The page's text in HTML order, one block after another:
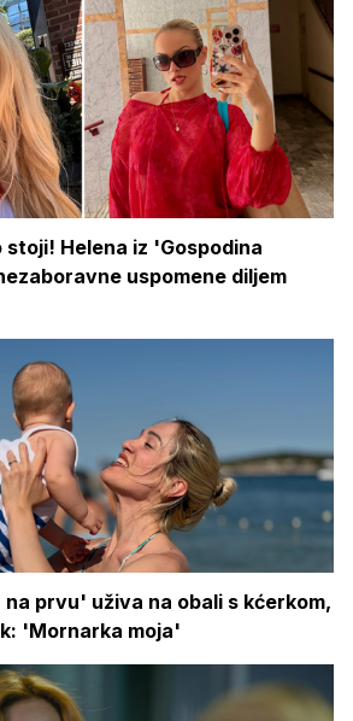
Helena iz 'Gospodina
uspomene diljem
prvu' uživa na obali s kćerkom,
'Mornarka moja'